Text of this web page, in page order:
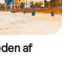
af